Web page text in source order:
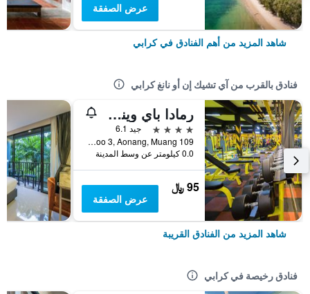
عرض الصفقة
شاهد المزيد من أهم الفنادق في كرابي
فنادق بالقرب من آي تشيك إن أو نانغ كرابي
رمادا باي ويندام أونانج كرابي
4 نجوم
جيد 6.1
109 Moo 3, Aonang, Muang, كرابي, تايلاند
0.0 كيلومتر عن وسط المدينة
95 ﷼
عرض الصفقة
شاهد المزيد من الفنادق القريبة
فنادق رخيصة في كرابي